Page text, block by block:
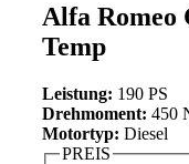
Alfa Romeo
Temp
Leistung: 190 PS
Drehmoment: 450
Motortyp: Diesel
PREIS